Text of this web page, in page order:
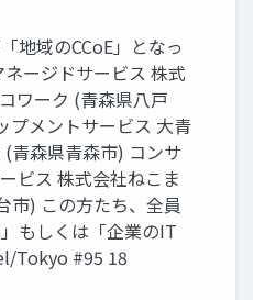
地域のCCoE」となっ
ージドサービス 株式
ワーク (⻘森県⼋⼾
プメントサービス ⼤⻘
⻘森県⻘森市) コンサ
ビス 株式会社ねこま
市) この⽅たち、全員
」もしくは「企業のIT
Tokyo #95 18